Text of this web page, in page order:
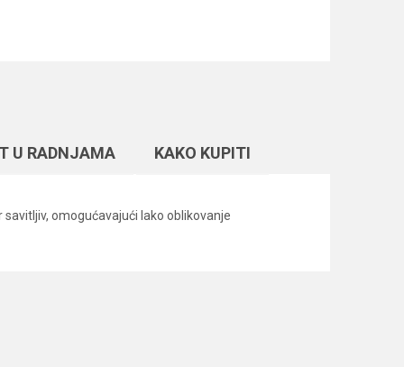
U RADNJAMA KAKO KUPITI
omogućavajući lako oblikovanje